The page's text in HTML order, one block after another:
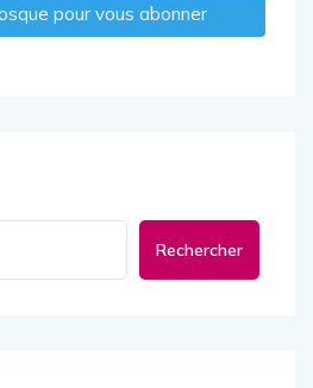
pour vous abonner
Rechercher